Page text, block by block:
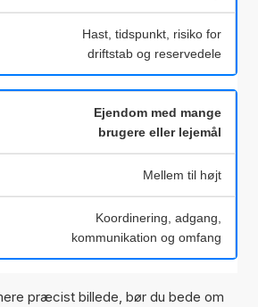
Hast, tidspunkt, risiko for
driftstab og reservedele
Ejendom med mange
brugere eller lejemål
Mellem til højt
Koordinering, adgang,
kommunikation og omfang
præcist billede, bør du bede om